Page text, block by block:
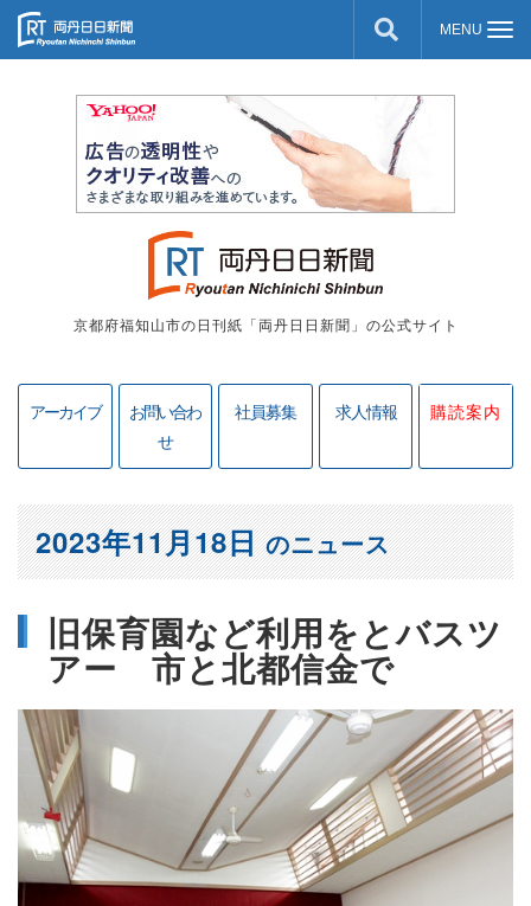
京都府福知山市の日刊紙「両丹日日新聞」の公式サイト
アーカイブ
お問い合わ
せ
社員募集 求人情報 購読案内
旧保育園など利用をとバスツ
アー 市と北都信金で
2023年11月18日のニュース